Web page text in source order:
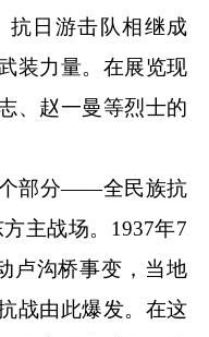
抗日游击队相继成
装力量。在展览现
、赵一曼等烈士的
部分——全民族抗
主战场。1937年7
卢沟桥事变，当地
战由此爆发。在这